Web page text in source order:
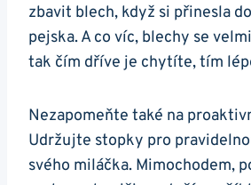
zbavit blech, když si přinesla
pejska. A co víc, blechy se
tak čím dříve je chytíte, tím
Nezapomeňte také na
Udržujte stopky pro
svého miláčka. Mimochodem,